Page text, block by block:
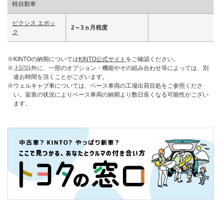
軽自動車
ピクシス エポッ
ク
2～3ヵ月程度
KINTOの納期については KINTO公式サイト をご確認ください。
上記以外に、一部のオプション・機能やその組み合わせ等によっては、別
途お時間を頂くことがございます。
ウェルキャブ車については、ベース車両の工場出荷目処をご参照くださ
い。架装の状況によりベース車両の納期より数日長くなる可能性がござい
ます。